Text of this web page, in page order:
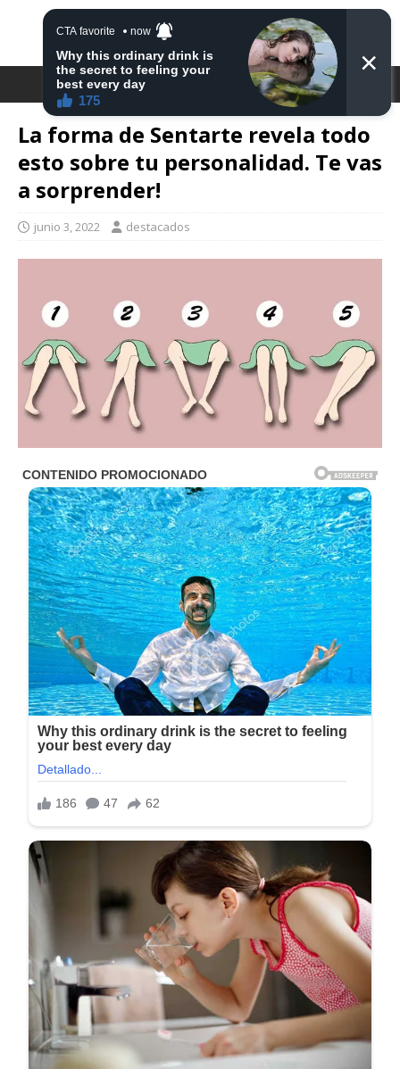
DESTACA2
La forma de Sentarte revela todo
esto sobre tu personalidad. Te vas
a sorprender!
junio 3, 2022 destacados